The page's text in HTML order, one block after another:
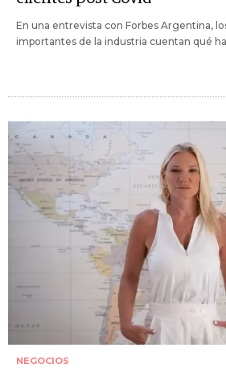
En una entrevista con Forbes Argentina,
importantes de la industria cuentan qué
NEGOCIOS